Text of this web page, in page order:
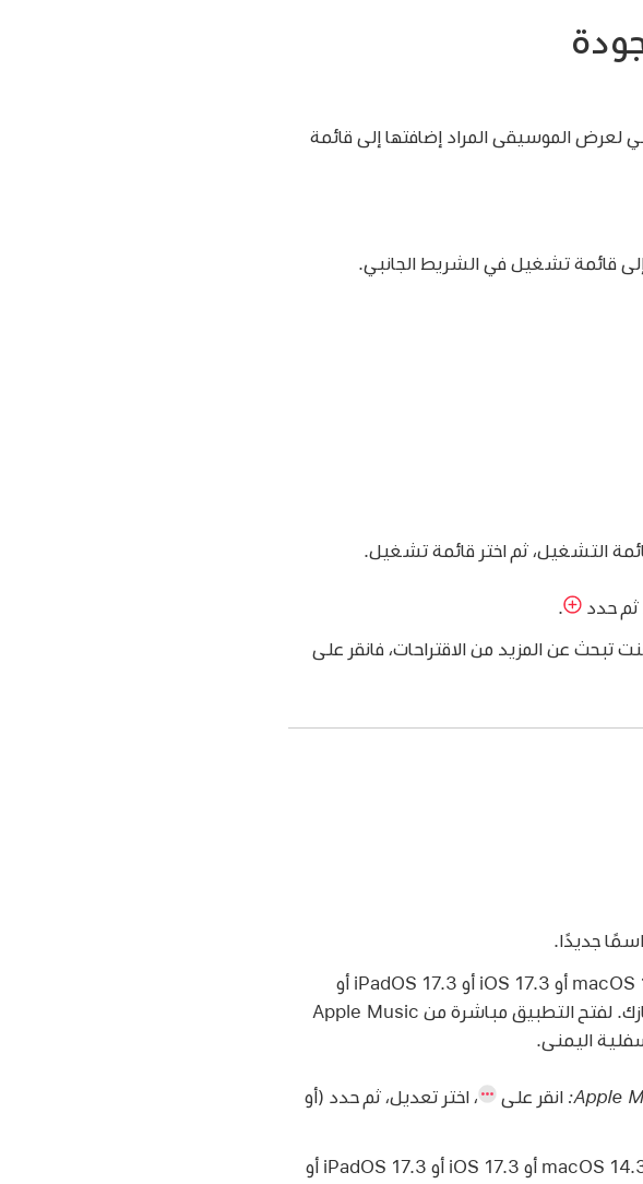
لعرض الموسيقى المراد إضافتها إلى قائمة
قائمة تشغيل في الشريط الجانبي.
التشغيل، ثم اختر قائمة تشغيل.
ثم حدد .
تبحث عن المزيد من الاقتراحات، فانقر على
جديدًا.
لا يمكنك تغيير اسم قائمة التشغيل التعاونية (متوفرة في macOS 14.3 أو iOS 17.3 أو iPadOS 17.3 أو
أحدث) إلا إذا كنت المضيف وتستخدم تطبيق الموسيقى على جهازك. لفتح التطبيق مباشرة من Apple Music
اليمنى.
انقر على ، اختر تعديل، ثم حدد (أو
لا يمكنك تغيير هذا الإعداد لقائمة تشغيل تعاونية (متوفرة في macOS 14.3 أو iOS 17.3 أو iPadOS 17.3 أو